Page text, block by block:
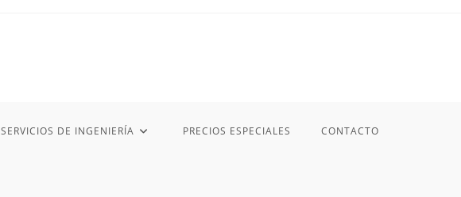
SERVICIOS DE INGENIERÍA PRECIOS ESPECIALES CONTACTO